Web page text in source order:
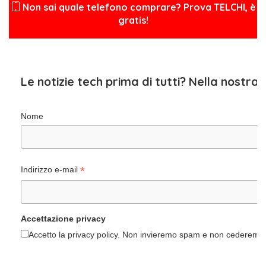
Non sai quale telefono comprare? Prova TELCHI, è
gratis!
Le notizie tech prima di tutti? Nella nostra
Nome
Indirizzo e-mail *
Accettazione privacy
Accetto la privacy policy. Non invieremo spam e non